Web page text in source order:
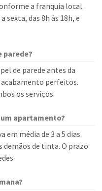
a franquia local.
sexta, das 8h às 18h, e
parede?
de parede antes da
perfeitos.
os serviços.
apartamento?
em média de 3 a 5 dias
demãos de tinta. O prazo